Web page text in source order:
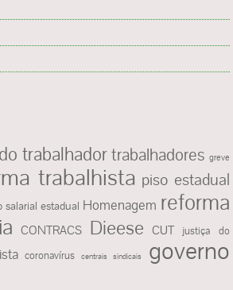
trabalhadortrabalhadores greve
trabalhista piso estadual
salarial estadual Homenagem reforma
CONTRACS Dieese CUT
justiça do
coronavírus centrais sindicais
governo